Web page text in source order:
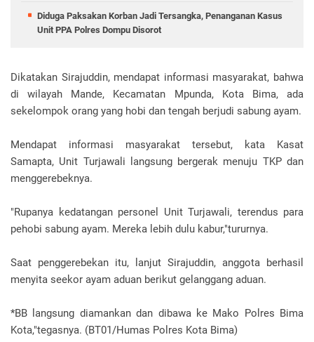
Diduga Paksakan Korban Jadi Tersangka, Penanganan Kasus
Unit PPA Polres Dompu Disorot
Dikatakan Sirajuddin, mendapat informasi masyarakat, bahwa
di wilayah Mande, Kecamatan Mpunda, Kota Bima, ada
sekelompok orang yang hobi dan tengah berjudi sabung ayam.
Mendapat informasi masyarakat tersebut, kata Kasat
Samapta, Unit Turjawali langsung bergerak menuju TKP dan
menggerebeknya.
"Rupanya kedatangan personel Unit Turjawali, terendus para
pehobi sabung ayam. Mereka lebih dulu kabur,"tururnya.
Saat penggerebekan itu, lanjut Sirajuddin, anggota berhasil
menyita seekor ayam aduan berikut gelanggang aduan.
*BB langsung diamankan dan dibawa ke Mako Polres Bima
Kota,"tegasnya. (BT01/Humas Polres Kota Bima)